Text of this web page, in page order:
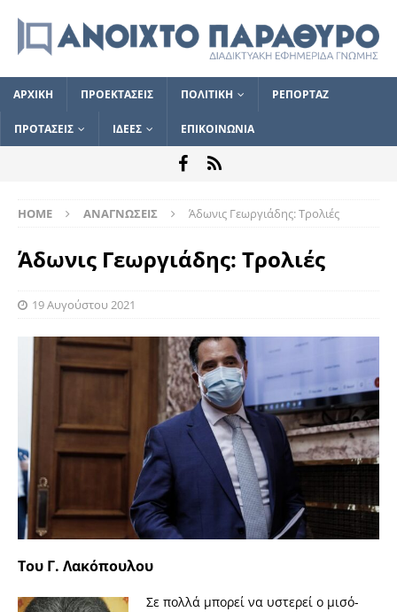
ΑΡΧΙΚΗ ΠΡΟΕΚΤΑΣΕΙΣ ΠΟΛΙΤΙΚΗ ΡΕΠΟΡΤΑΖ
ΠΡΟΤΑΣΕΙΣ ΙΔΕΕΣ ΕΠΙΚΟΙΝΩΝΙΑ
HOME ΑΝΑΓΝΩΣΕΙΣ Άδωνις Γεωργιάδης: Τρολιές
Άδωνις Γεωργιάδης: Τρολιές
19 Αυγούστου 2021
Toυ Γ. Λακόπουλου
Σε πολλά μπορεί να υστερεί ο μισό-